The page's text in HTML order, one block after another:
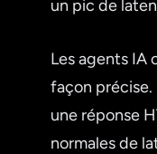
un pic de
Les agents IA
façon
une réponse
normales de